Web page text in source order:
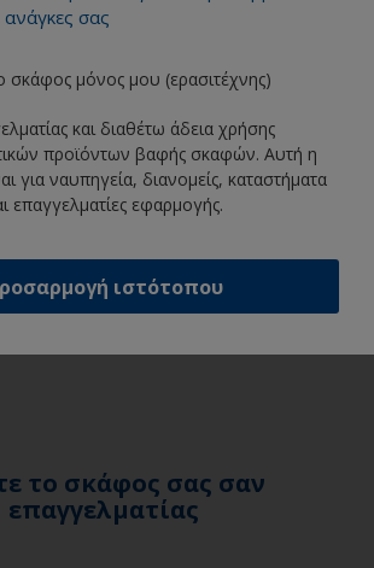
Τι
το νέο τελείωμα
βαψίματος. Η
International
πουλάει κανένα
προϊόν
φροντίδας; Πώς
χρειάζομαι να
αγοράσω;
1 / 5
σας
μόνος μου (ερασιτέχνης)
και διαθέτω άδεια χρήσης
προϊόντων βαφής σκαφών. Αυτή η
για ναυπηγεία, διανομείς, καταστήματα
επαγγελματίες εφαρμογής.
ιστότοπου
το σκάφος σας σαν
επαγγελματίας